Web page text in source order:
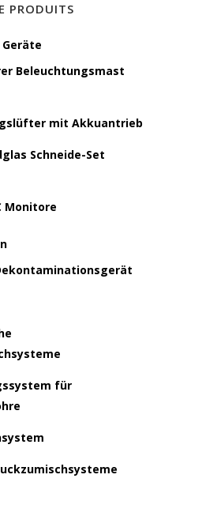
PRODUITS
Beleuchtungsmast
mit Akkuantrieb
Schneide-Set
Monitore
für